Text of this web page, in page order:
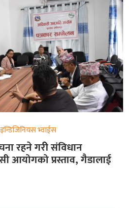
इन्डिजिनियस भ्वाईस
रहने गरीे संविधान
आयोगको प्रस्ताव, गैडालाई